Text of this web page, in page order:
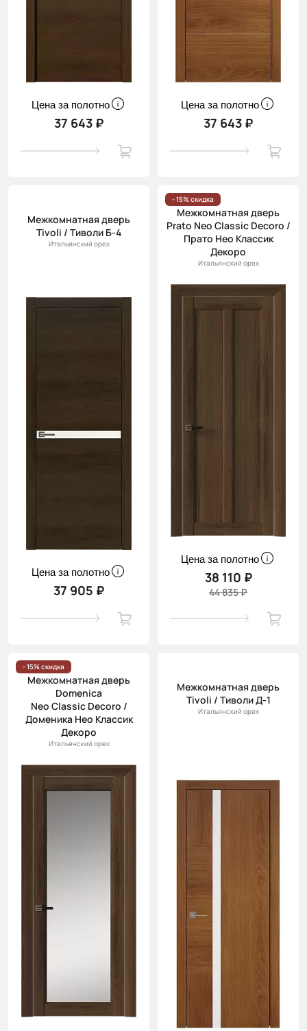
Цена за полотно
37 643 ₽
Цена за полотно
37 643 ₽
Межкомнатная дверь
Tivoli / Тиволи Б-4
Итальянский орех
Цена за полотно
37 905 ₽
- 15% скидка
Межкомнатная дверь
Prato Neo Classic Decoro /
Прато Нео Классик
Декоро
Итальянский орех
Цена за полотно
38 110 ₽
44 835 ₽
- 15% скидка
Межкомнатная дверь
Domenica
Neo Classic Decoro /
Доменика Нео Классик
Декоро
Итальянский орех
Межкомнатная дверь
Tivoli / Тиволи Д-1
Итальянский орех